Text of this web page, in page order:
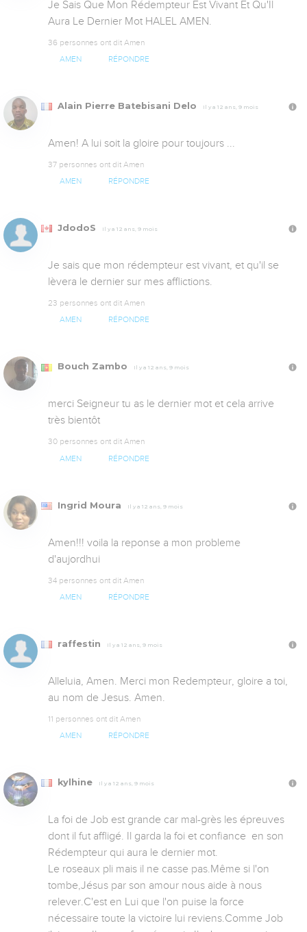
Je Sais Que Mon Rédempteur Est Vivant Et Qu'Il
Aura Le Dernier Mot HALEL AMEN.
36 personnes ont dit Amen
AMEN RÉPONDRE
Alain Pierre Batebisani Delo Il y a 12 ans, 9 mois
Amen! A lui soit la gloire pour toujours ...
37 personnes ont dit Amen
AMEN RÉPONDRE
JdodoS Il y a 12 ans, 9 mois
Je sais que mon rédempteur est vivant, et qu'il se
lèvera le dernier sur mes afflictions.
23 personnes ont dit Amen
AMEN RÉPONDRE
Bouch Zambo Il y a 12 ans, 9 mois
merci Seigneur tu as le dernier mot et cela arrive
très bientôt
30 personnes ont dit Amen
AMEN RÉPONDRE
Ingrid Moura Il y a 12 ans, 9 mois
Amen!!! voila la reponse a mon probleme
d'aujordhui
34 personnes ont dit Amen
AMEN RÉPONDRE
raffestin Il y a 12 ans, 9 mois
Alleluia, Amen. Merci mon Redempteur, gloire a toi,
au nom de Jesus. Amen.
11 personnes ont dit Amen
AMEN RÉPONDRE
kylhine Il y a 12 ans, 9 mois
La foi de Job est grande car mal-grès les épreuves
dont il fut affligé. Il garda la foi et confiance  en son
Rédempteur qui aura le dernier mot.
Le roseaux pli mais il ne casse pas.Même si l'on
tombe,Jésus par son amour nous aide à nous
relever.C'est en Lui que l'on puise la force
nécessaire toute la victoire lui reviens.Comme Job